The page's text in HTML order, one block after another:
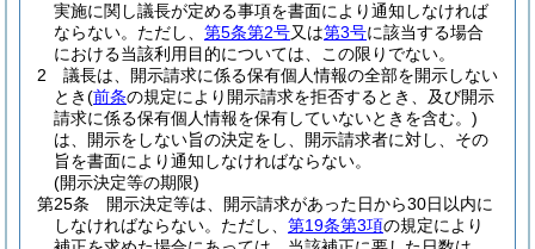
実施に関し議長が定める事項を書面により通知しなければ
ならない。 ただし、 第5条第2号又は第3号に該当する場合
における当該利用目的については、この限りでない。
2
議長は、開示請求に係る保有個人情報の全部を開示しない
とき(前条の規定により開示請求を拒否するとき、及び開示
請求に係る保有個人情報を保有していないときを含む。)
は、開示をしない旨の決定をし、開示請求者に対し、その
旨を書面により通知しなければならない。
(開示決定等の期限)
第25条
開示決定等は、開示請求があった日から30日以内に
しなければならない。 ただし、 第19条第3項の規定により